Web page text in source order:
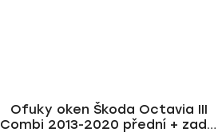
Ofuky oken Škoda Octavia III
Combi 2013-2020 přední + zadní